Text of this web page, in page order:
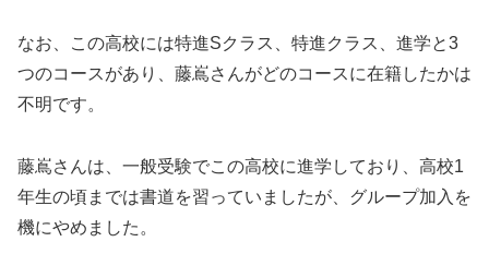
なお、この高校には特進Sクラス、特進クラス、進学と3
つのコースがあり、藤嶌さんがどのコースに在籍したかは
不明です。
藤嶌さんは、一般受験でこの高校に進学しており、高校1
年生の頃までは書道を習っていましたが、グループ加入を
機にやめました。